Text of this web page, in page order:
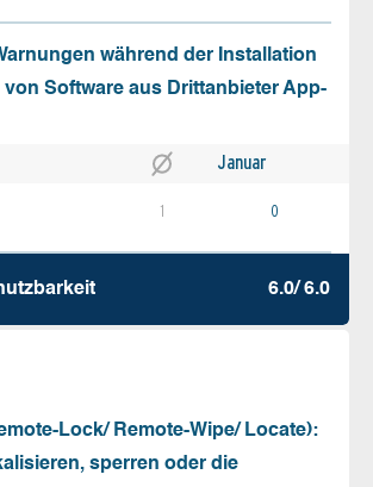
während der Installation
Software aus Drittanbieter App-
Januar
1 0
6.0/ 6.0
Lock/ Remote-Wipe/ Locate):
sperren oder die